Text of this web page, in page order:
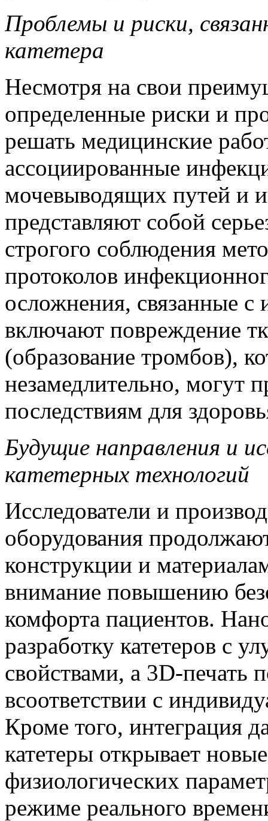
Проблемы и риски,
катетера
Несмотря на свои
определенные риски и
решать медицинские
ассоциированные
мочевыводящих путей и
представляют собой
строгого соблюдения
протоколов
осложнения, связанные с
включают повреждение
(образование тромбов),
незамедлительно, могут
последствиям для
Будущие направления и
катетерных технологий
Исследователи и
оборудования
конструкции и
внимание повышению
комфорта пациентов.
разработку катетеров с
свойствами, а 3D-печать
всоответствии с
Кроме того, интеграция
катетеры открывает
физиологических
режиме реального